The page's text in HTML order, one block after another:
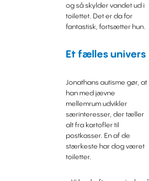
og så skylder vandet ud i
toilettet. Det er da for
fantastisk, fortsætter hun.
Et fælles univers
Jonathans autisme gør, at
han med jævne
mellemrum udvikler
særinteresser, der tæller
alt fra kartofler til
postkasser. En af de
stærkeste har dog været
toiletter.